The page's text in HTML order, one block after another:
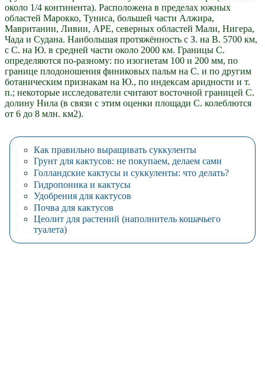
около 1/4 континента). Расположена в пределах южных
областей Марокко, Туниса, большей части Алжира,
Мавритании, Ливии, АРЕ, северных областей Мали, Нигера,
Чада и Судана. Наибольшая протяжённость с З. на В. 5700 км,
с С. на Ю. в средней части около 2000 км. Границы С.
определяются по-разному: по изогиетам 100 и 200 мм, по
границе плодоношения финиковых пальм на С. и по другим
ботаническим признакам на Ю., по индексам аридности и т.
п.; некоторые исследователи считают восточной границей С.
долину Нила (в связи с этим оценки площади С. колеблются
от 6 до 8 млн. км2).
Как правильно выращивать суккуленты
Грунт для кактусов: не покупаем, делаем сами
Голландские кактусы и суккуленты: что делать?
Гидропоника и кактусы
Удобрения для кактусов
Почва для кактусов
Цеолит для растений (наполнитель кошачьего
туалета)